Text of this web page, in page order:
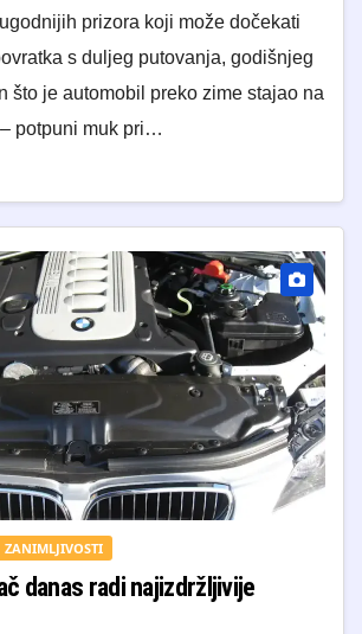
prizora koji može dočekati
s duljeg putovanja, godišnjeg
što je automobil preko zime stajao na
potpuni muk pri…
ZANIMLJIVOSTI
danas radi najizdržljivije